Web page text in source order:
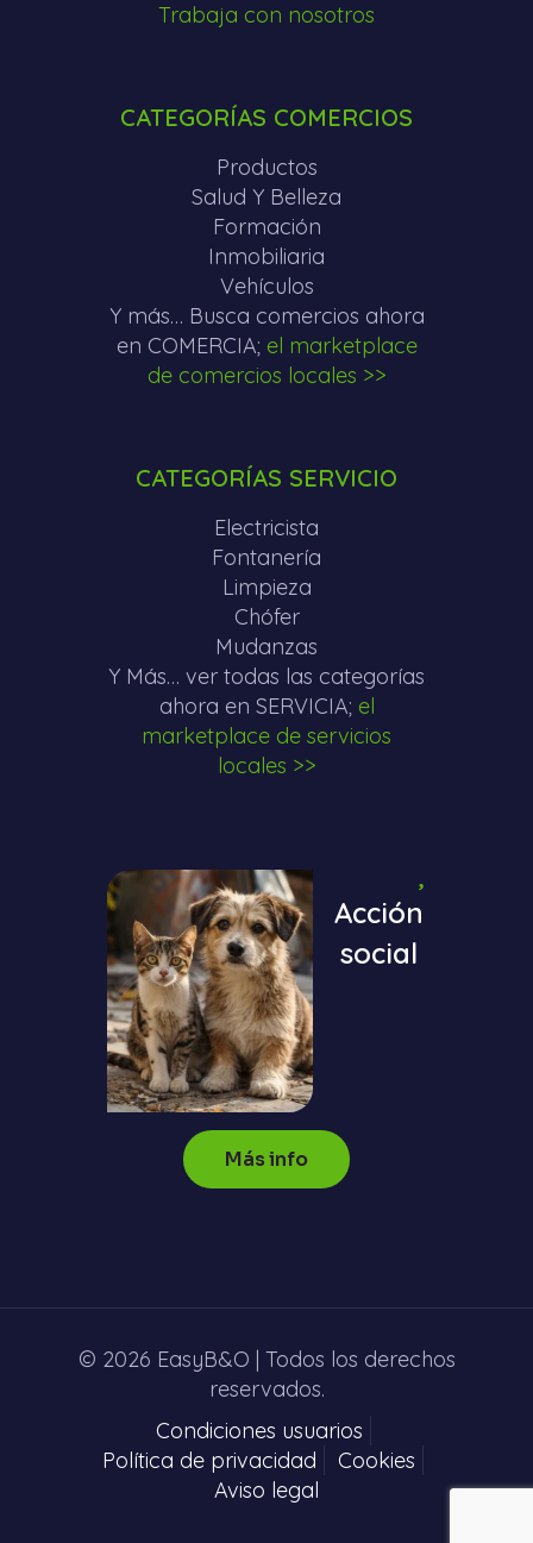
Trabaja con nosotros
CATEGORÍAS COMERCIOS
Productos
Salud Y Belleza
Formación
Inmobiliaria
Vehículos
Y más… Busca comercios ahora
en COMERCIA; el marketplace
de comercios locales >>
CATEGORÍAS SERVICIO
Electricista
Fontanería
Limpieza
Chófer
Mudanzas
Y Más… ver todas las categorías
ahora en SERVICIA; el
marketplace de servicios
locales >>
Acción
social
Más info
© 2026 EasyB&O | Todos los derechos
reservados.
Condiciones usuarios
Política de privacidad
Cookies
Aviso legal